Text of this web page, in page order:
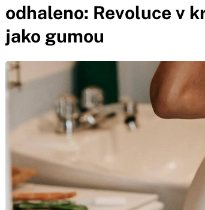
odhaleno: Revoluce v
jako gumou